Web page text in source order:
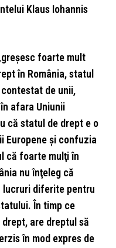
Klaus Iohannis
foarte mult
în România, statul
de unii,
afara Uniunii
că statul de drept e o
Europene şi confuzia
că foarte mulţi în
nu înţeleg că
lucruri diferite pentru
În timp ce
are dreptul să
în mod expres de